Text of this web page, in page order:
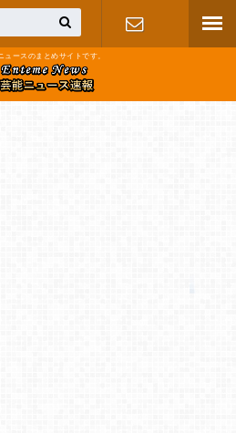
ュースのまとめサイトです。